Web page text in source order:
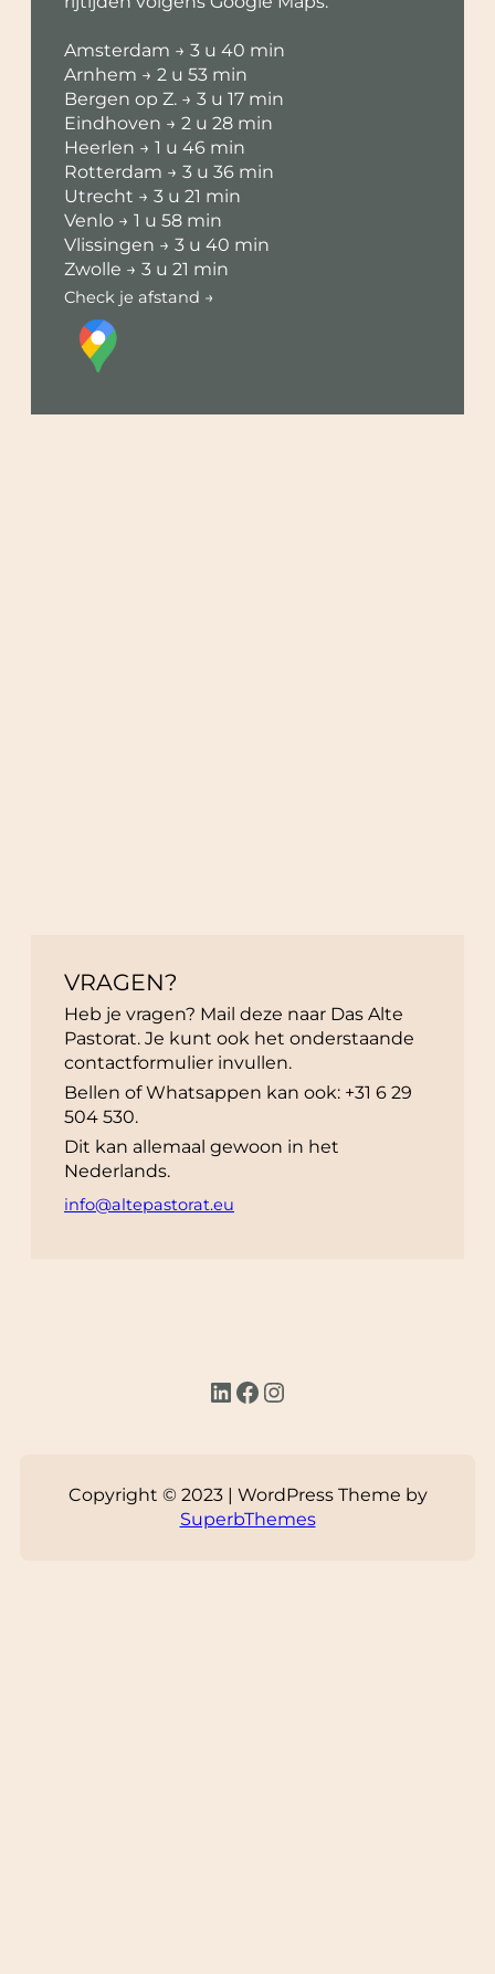
Amsterdam → 3 u 40 min
Arnhem → 2 u 53 min
Bergen op Z. → 3 u 17 min
Eindhoven → 2 u 28 min
Heerlen → 1 u 46 min
Rotterdam → 3 u 36 min
Utrecht → 3 u 21 min
Venlo → 1 u 58 min
Vlissingen → 3 u 40 min
Zwolle → 3 u 21 min
Check je afstand →
VRAGEN?
Heb je vragen? Mail deze naar Das Alte
Pastorat. Je kunt ook het onderstaande
contactformulier invullen.
Bellen of Whatsappen kan ook: +31 6 29
504 530.
Dit kan allemaal gewoon in het
Nederlands.
info@altepastorat.eu
LinkedIn Facebook Instagram
Copyright © 2023 | WordPress Theme by
SuperbThemes